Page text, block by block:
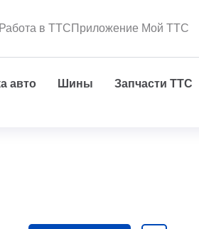
Работа в ТТСПриложение Мой ТТС
авто Шины Запчасти ТТС